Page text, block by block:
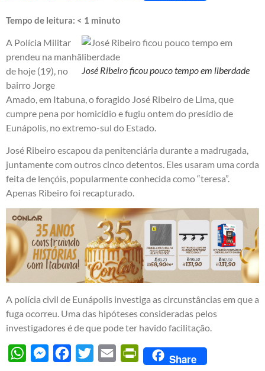
Tempo de leitura: < 1 minuto
José Ribeiro ficou pouco tempo em liberdade
A Polícia Militar
prendeu na manhã
de hoje (19), no
bairro Jorge
Amado, em Itabuna, o foragido José Ribeiro de Lima, que
cumpre pena por homicídio e fugiu ontem do presídio de
Eunápolis, no extremo-sul do Estado.
José Ribeiro escapou da penitenciária durante a madrugada,
juntamente com outros cinco detentos. Eles usaram uma corda
feita de lençóis, popularmente conhecida como “teresa”.
Apenas Ribeiro foi recapturado.
A polícia civil de Eunápolis investiga as circunstâncias em que a
fuga ocorreu. Uma das hipóteses consideradas pelos
investigadores é de que pode ter havido facilitação.
WhatsAppMessengerFacebook
Twitter Email PrintFriendly
Share